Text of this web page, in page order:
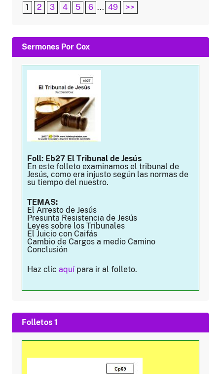
1
2 3 4 5 6 ... 49 >>
Sermones Por Cox
Foll: Eb27 El Tribunal de Jesús
En este folleto examinamos el tribunal de
Jesús, como era injusto según las normas de
su tiempo del nuestro.
TEMAS:
El Arresto de Jesús
Presunta Resistencia de Jesús
Leyes sobre los Tribunales
El Juicio con Caifás
Cambio de Cargos a medio Camino
Conclusión
Haz clic aquí para ir al folleto.
Folletos 1